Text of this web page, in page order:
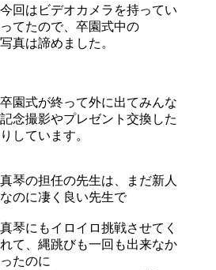
今回はビデオカメラを持ってい
ってたので、卒園式中の
写真は諦めました。
卒園式が終って外に出てみんな
記念撮影やプレゼント交換した
りしています。
真琴の担任の先生は、まだ新人
なのに凄く良い先生で
真琴にもイロイロ挑戦させてく
れて、縄跳びも一回も出来なか
ったのに